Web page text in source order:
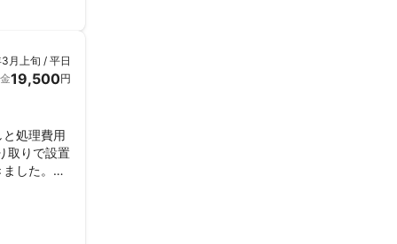
月上旬 / 平日
19,500円
処理費用
取りで設置
した。爆